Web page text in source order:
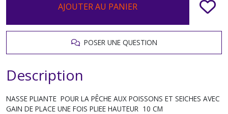
AJOUTER AU PANIER
POSER UNE QUESTION
Description
NASSE PLIANTE POUR LA PÊCHE AUX POISSONS ET SEICHES AVEC
GAIN DE PLACE UNE FOIS PLIEE HAUTEUR 10 CM